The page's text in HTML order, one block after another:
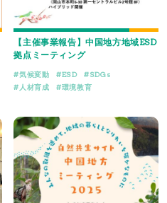
【主催事業報告】中国地方地域ESD
拠点ミーティング
気候変動 ESD
SDGs
人材育成
環境教育